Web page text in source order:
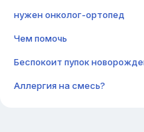
нужен онколог-ортопед
Чем помочь
Беспокоит пупок
Аллергия на смесь?